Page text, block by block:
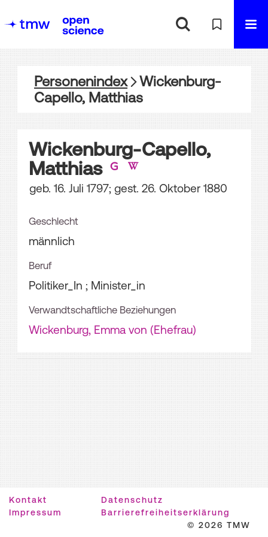
Personenindex
Wickenburg-
Capello, Matthias
Wickenburg-Capello,
Matthias
geb. 16. Juli 1797; gest. 26. Oktober 1880
Geschlecht
männlich
Beruf
Politiker_In ; Minister_in
Verwandtschaftliche Beziehungen
Wickenburg, Emma von (Ehefrau)
Kontakt
Datenschutz
Impressum
Barrierefreiheitserklärung
© 2026 TMW